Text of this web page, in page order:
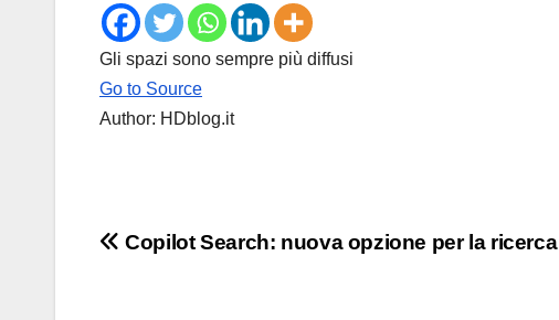
Gli spazi sono sempre più diffusi
Go to Source
Author: HDblog.it
Navigazione
Copilot Search: nuova opzione per la ricerca